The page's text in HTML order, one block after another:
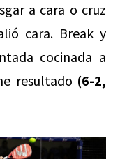
a cara o cruz
cara. Break y
cocinada a
resultado (6-2,